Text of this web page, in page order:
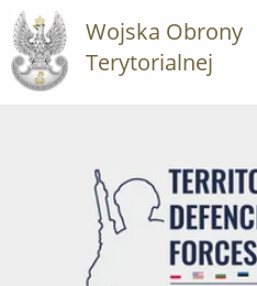
Wojska Obrony
Terytorialnej